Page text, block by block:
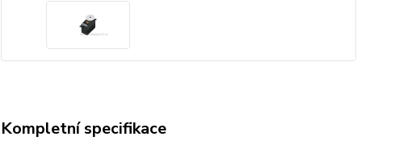
Kompletní specifikace